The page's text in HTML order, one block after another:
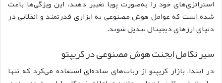
استراتژی‌های خود را به‌صورت پویا تغییر دهند. این ویژگی‌ها باعث
شده است که عوامل هوش مصنوعی به ابزاری قدرتمند و انقلابی در
دنیای ارزهای دیجیتال تبدیل شوند.
سیر تکامل ایجنت هوش مصنوعی در کریپتو
در ابتدا، بازار کریپتو از ربات‌های ساده‌ای استفاده می‌کرد که تنها